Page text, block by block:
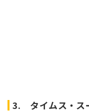
3. タイムス・ス